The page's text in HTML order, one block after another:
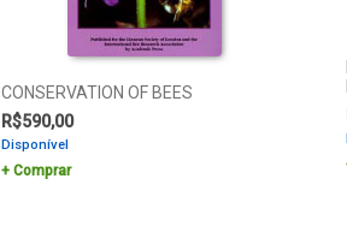
CONSERVATION OF BEES
R$590,00
Disponível
Comprar